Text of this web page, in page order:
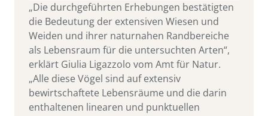
„Die durchgeführten Erhebungen bestätigten
die Bedeutung der extensiven Wiesen und
Weiden und ihrer naturnahen Randbereiche
als Lebensraum für die untersuchten Arten“,
erklärt Giulia Ligazzolo vom Amt für Natur.
„Alle diese Vögel sind auf extensiv
bewirtschaftete Lebensräume und die darin
enthaltenen linearen und punktuellen